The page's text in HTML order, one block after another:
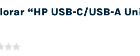
“HP USB-C/USB-A